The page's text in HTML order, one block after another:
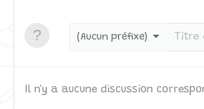
(Aucun préfixe)
Il n'y a aucune discussion